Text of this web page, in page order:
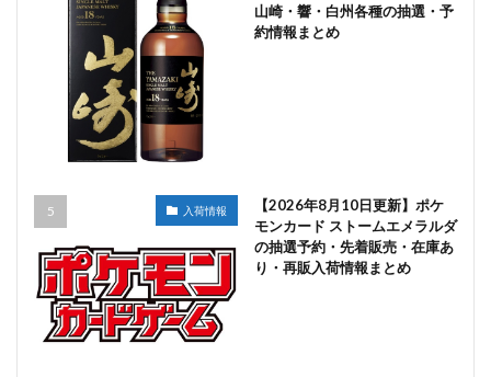
山崎・響・白州各種の抽選・予
約情報まとめ
入荷情報
【2026年8月10日更新】ポケ
モンカード ストームエメラルダ
の抽選予約・先着販売・在庫あ
り・再販入荷情報まとめ